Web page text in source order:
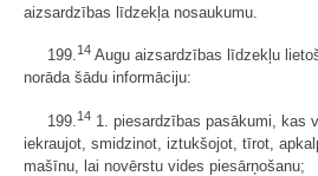
aizsardzības līdzekļa nosaukumu.
199.14 Augu aizsardzības līdzekļu
norāda šādu informāciju:
199. 14 1. piesardzības pasākumi, kas
iekraujot, smidzinot, iztukšojot, tīrot,
mašīnu, lai novērstu vides piesārņošanu;